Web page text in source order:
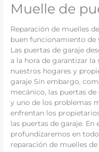
Muelle de
Reparación de muelles
buen funcionamiento de
Las puertas de garaje
a la hora de garantizar
nuestros hogares y
garaje Sin embargo,
mecánico, las puertas de
y uno de los problemas
enfrentan los
las puertas de garaje. En
profundizaremos en
reparación de muelles